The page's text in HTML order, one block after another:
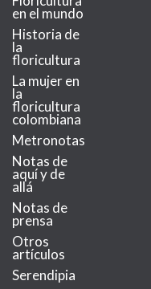
en el mundo
Historia de
la
floricultura
La mujer en
la
floricultura
colombiana
Metronotas
Notas de
aquí y de
allá
Notas de
prensa
Otros
artículos
Serendipia